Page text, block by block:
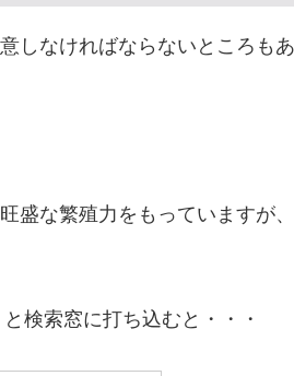
しなければならないところもあ
盛な繁殖力をもっていますが
検索窓に打ち込むと・・・